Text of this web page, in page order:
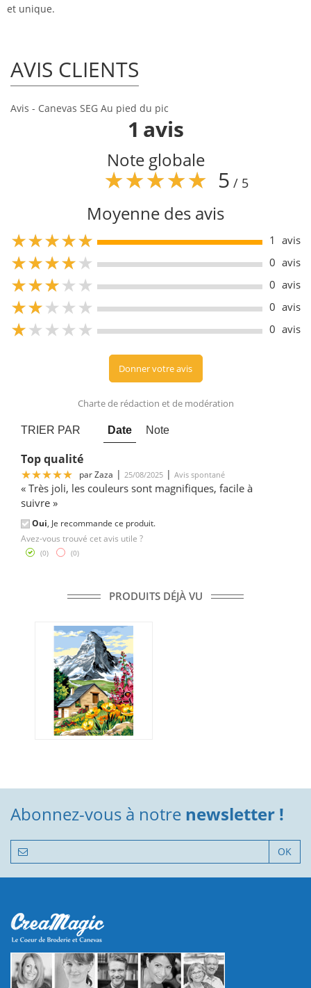
et unique.
AVIS CLIENTS
Avis - Canevas SEG Au pied du pic
1 avis
Note globale
5 / 5
Moyenne des avis
5
1 avis
5 0 avis
5 0 avis
5 0 avis
5 0 avis
Donner votre avis
Charte de rédaction et de modération
TRIER PAR Date Note
Top qualité
parZaza | 25/08/2025 | Avis spontané
« Très joli, les couleurs sont magnifiques, facile à
suivre »
Oui, Je recommande ce produit.
Avez-vous trouvé cet avis utile ?
(0) (0)
PRODUITS DÉJÀ VU
Abonnez-vous à notre newsletter !
OK